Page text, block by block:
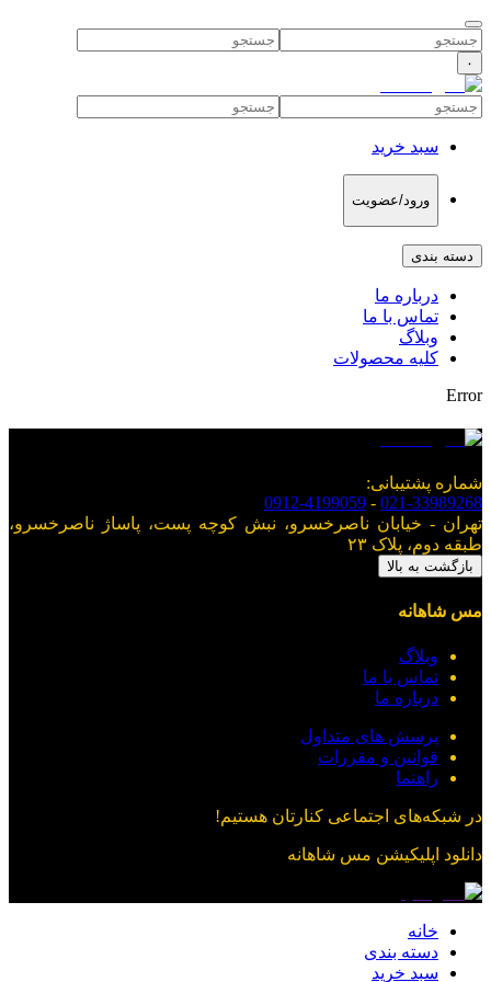
۰
سبد خرید
ورود/عضویت
دسته بندی
درباره ما
تماس با ما
وبلاگ
کلیه محصولات
Error
شماره پشتیبانی:
021-33989268
-
0912-4199059
تهران - خیابان ناصرخسرو، نبش کوچه پست، پاساژ ناصرخسرو،
طبقه دوم، پلاک ۲۳
بازگشت به بالا
مس شاهانه
وبلاگ
تماس با ما
درباره ما
پرسش های متداول
قوانین و مقررات
راهنما
در شبکه‌های اجتماعی کنارتان هستیم!
دانلود اپلیکیشن مس شاهانه
خانه
دسته بندی
سبد خرید